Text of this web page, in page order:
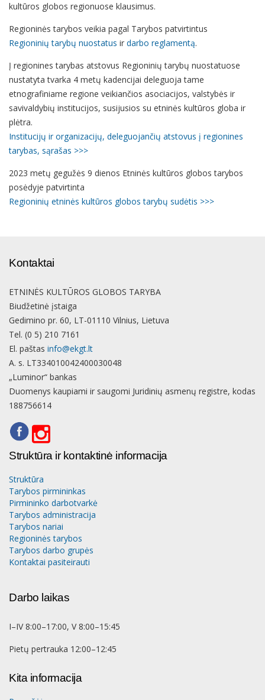
kultūros globos regionuose klausimus.
Regioninės tarybos veikia pagal Tarybos patvirtintus
Regioninių tarybų nuostatus ir darbo reglamentą.
Į regionines tarybas atstovus Regioninių tarybų nuostatuose
nustatyta tvarka 4 metų kadencijai deleguoja tame
etnografiniame regione veikiančios asociacijos, valstybės ir
savivaldybių institucijos, susijusios su etninės kultūros globa ir
plėtra.
Institucijų ir organizacijų, deleguojančių atstovus į regionines
tarybas, sąrašas >>>
2023 metų gegužės 9 dienos Etninės kultūros globos tarybos
posėdyje patvirtinta
Regioninių etninės kultūros globos tarybų sudėtis >>>
Kontaktai
ETNINĖS KULTŪROS GLOBOS TARYBA
Biudžetinė įstaiga
Gedimino pr. 60, LT-01110 Vilnius, Lietuva
Tel. (0 5) 210 7161
El. paštas info@ekgt.lt
A. s. LT334010042400030048
„Luminor“ bankas
Duomenys kaupiami ir saugomi Juridinių asmenų registre, kodas
188756614
Struktūra ir kontaktinė informacija
Struktūra
Tarybos pirmininkas
Pirmininko darbotvarkė
Tarybos administracija
Tarybos nariai
Regioninės tarybos
Tarybos darbo grupės
Kontaktai pasiteirauti
Darbo laikas
I–IV 8:00–17:00, V 8:00–15:45
Pietų pertrauka 12:00–12:45
Kita informacija